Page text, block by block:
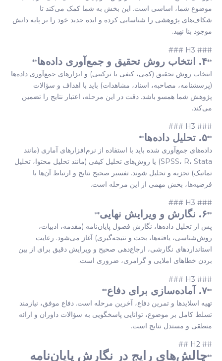
موضوع شما، اساسی است. این بخش به شما کمک می‌کند تا
شکاف‌های پژوهشی را شناسایی کرده و ایده جدید خود را بر پایه دانش
موجود بنا نهید.
### H3 ###
**۴. انتخاب روش تحقیق و جمع‌آوری داده‌ها
**
انتخاب روش تحقیق (کمی، کیفی یا ترکیبی) و ابزارهای جمع‌آوری داده‌ها
(پرسشنامه، مصاحبه، اسناد، مشاهدات) باید با اهداف و سؤالات
پژوهش شما همسو باشد. دقت در این مرحله، اعتبار نتایج را تضمین
می‌کند.
### H3 ###
**۵. تحلیل داده‌ها
**
داده‌های جمع‌آوری شده باید با استفاده از نرم‌افزارهای آماری (مانند
SPSS، R، Stata) یا روش‌های تحلیل کیفی (مانند تحلیل محتوا، تحلیل
تماتیک) تجزیه و تحلیل شوند. تفسیر صحیح نتایج و ارتباط آن‌ها با
فرضیه‌ها، بخش مهمی از این مرحله است.
### H3 ###
**۶. نگارش و ویرایش نهایی
**
پس از تحلیل داده‌ها، نگارش فصول پایان‌نامه (مقدمه، ادبیات،
روش‌شناسی، یافته‌ها، بحث و نتیجه‌گیری) آغاز می‌شود. رعایت
استانداردهای نگارشی، ارجاع‌دهی صحیح و ویرایش دقیق برای از بین
بردن خطاهای املایی و گرامری، ضروری است.
### H3 ###
**۷. آماده‌سازی برای دفاع
**
تهیه اسلایدها و تمرین دفاع، آخرین مرحله است. دفاع موفق، نیازمند
تسلط کامل بر موضوع، توانایی پاسخگویی به سؤالات داوران و ارائه
منطقی و مستدل نتایج است.
## H2 ##
**چالش‌های رایج در نگارش پایان‌نامه